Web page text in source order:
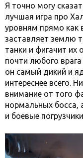
Я точно могу
лучшая игра про
уровням прямо
заставляет землю
танки и фигачит
почти любого
он самый дикий и
интереснее всего.
внимание от того
нормальных босса,
и боевые